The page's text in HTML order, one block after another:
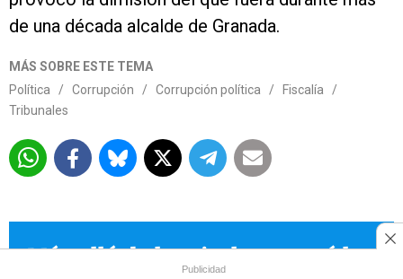
de una década alcalde de Granada.
MÁS SOBRE ESTE TEMA
Política
/ Corrupción / Corrupción política / Fiscalía
/
Tribunales
Más allá de los titulares está la
Publicidad